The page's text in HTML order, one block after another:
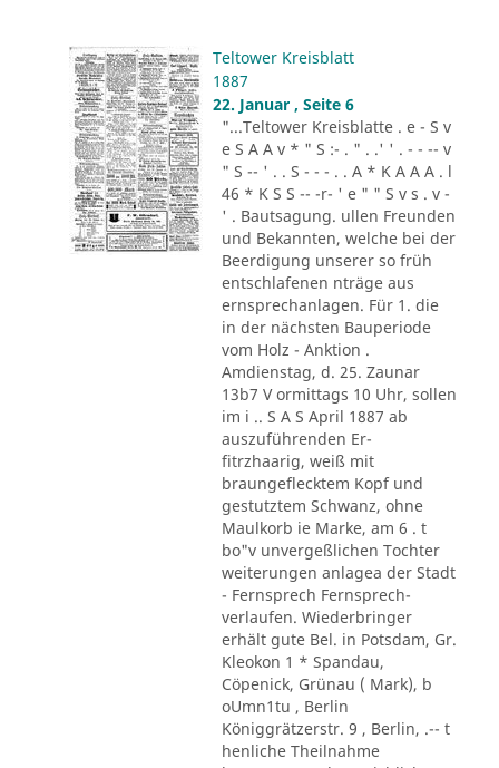
Teltower Kreisblatt
1887
22. Januar , Seite 6
"...Teltower Kreisblatte . e - S v
e S A A v * " S :- . " . .' ' . - - -- v
" S -- ' . . S - - - . . A * K A A A . l
46 * K S S -- -r- ' e " " S v s . v -
' . Bautsagung. ullen Freunden
und Bekannten, welche bei der
Beerdigung unserer so früh
entschlafenen nträge aus
ernsprechanlagen. Für 1. die
in der nächsten Bauperiode
vom Holz - Anktion .
Amdienstag, d. 25. Zaunar
13b7 V ormittags 10 Uhr, sollen
im i .. S A S April 1887 ab
auszuführenden Er-
fitrzhaarig, weiß mit
braungeflecktem Kopf und
gestutztem Schwanz, ohne
Maulkorb ie Marke, am 6 . t
bo"v unvergeßlichen Tochter
weiterungen anlagea der Stadt
- Fernsprech Fernsprech-
verlaufen. Wiederbringer
erhält gute Bel. in Potsdam, Gr.
Kleokon 1 * Spandau,
Cöpenick, Grünau ( Mark), b
oUmn1tu , Berlin
Königgrätzerstr. 9 , Berlin, .-- t
henliche Theilnahme